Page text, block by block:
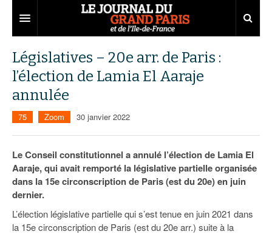
Territoires
Aménagement
Collectivités
Services urbains
Entreprises
Développement économique
Attractivité
Innovation
Transport
Départements
77
78
91
Nominations
Portraits
Agenda
Les Assises du Grand Paris
Éditions précédentes
Le podcast
Ecouter les épisodes
Législatives – 20e arr. de Paris :
l’élection de Lamia El Aaraje
annulée
75 Zoom 30 janvier 2022
Le Conseil constitutionnel a annulé l’élection de Lamia El
Aaraje, qui avait remporté la législative partielle organisée
dans la 15e circonscription de Paris (est du 20e) en juin
dernier.
L’élection législative partielle qui s’est tenue en juin 2021 dans
la 15e circonscription de Paris (est du 20e arr.) suite à la